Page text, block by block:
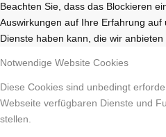
Beachten Sie, dass das Blockieren
Auswirkungen auf Ihre Erfahrung
Dienste haben kann, die wir anbieten
Notwendige Website Cookies
Diese Cookies sind unbedingt
Webseite verfügbaren Dienste und
stellen.